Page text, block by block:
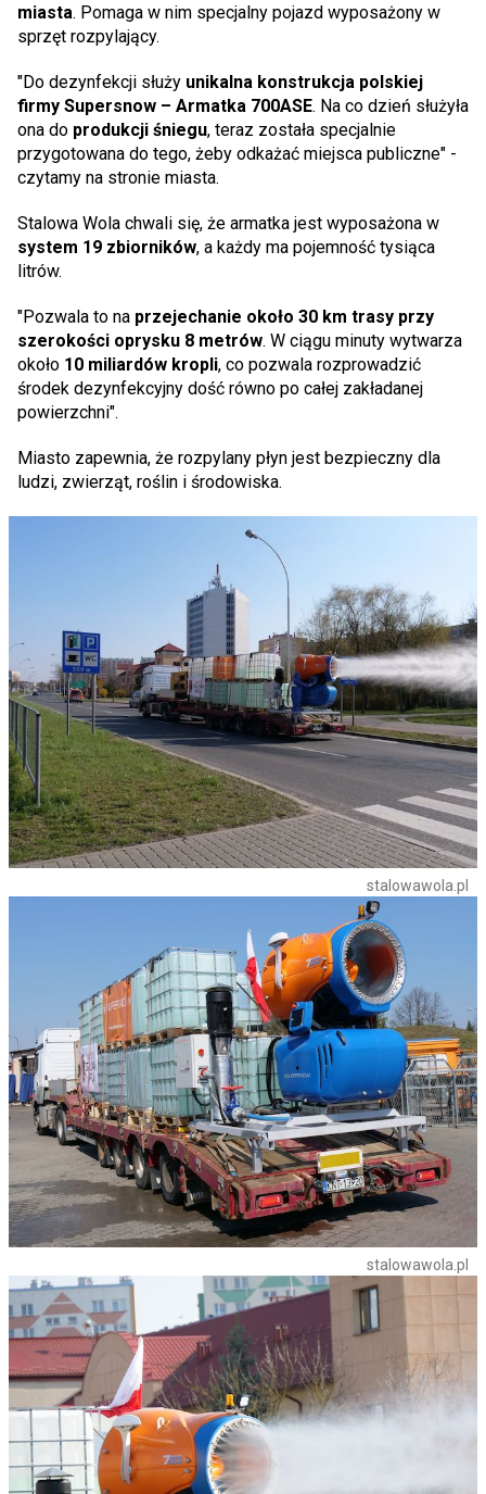
miasta. Pomaga w nim specjalny pojazd wyposażony w
sprzęt rozpylający.
"Do dezynfekcji służy unikalna konstrukcja polskiej
firmy Supersnow – Armatka 700ASE. Na co dzień służyła
ona do produkcji śniegu, teraz została specjalnie
przygotowana do tego, żeby odkażać miejsca publiczne" -
czytamy na stronie miasta.
Stalowa Wola chwali się, że armatka jest wyposażona w
system 19 zbiorników, a każdy ma pojemność tysiąca
litrów.
"Pozwala to na przejechanie około 30 km trasy przy
szerokości oprysku 8 metrów. W ciągu minuty wytwarza
około 10 miliardów kropli, co pozwala rozprowadzić
środek dezynfekcyjny dość równo po całej zakładanej
powierzchni".
Miasto zapewnia, że rozpylany płyn jest bezpieczny dla
ludzi, zwierząt, roślin i środowiska.
stalowawola.pl
stalowawola.pl